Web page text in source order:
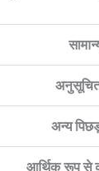
अन्य
आर्थिक रूप से